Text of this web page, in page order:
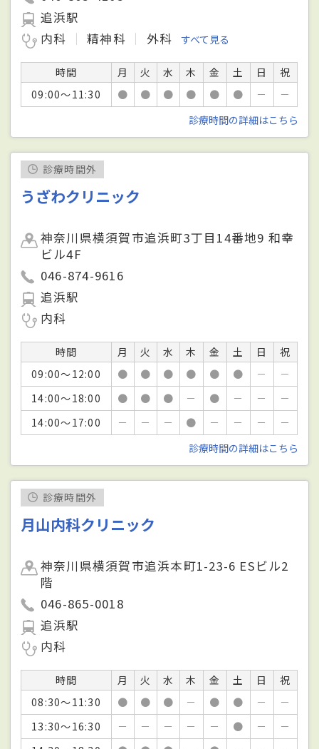
追浜駅
内科
精神科 外科 すべて見る
時間 月 火 水 木 金 土 日
祝
09:00～11:30
● ● ● ● ● ● －
－
診療時間の詳細はこちら
診療時間外
うざわクリニック
神奈川県横須賀市追浜町3丁目14番地9 和幸
ビル4F
046-874-9616
追浜駅
内科
時間 月 火 水 木 金 土 日
祝
09:00～12:00
● ● ● ● ● ● －
－
14:00～18:00
● ● ● － ● － －
－
14:00～17:00
－ － － ● － － －
－
診療時間の詳細はこちら
診療時間外
月山内科クリニック
神奈川県横須賀市追浜本町1-23-6 ESビル2
階
046-865-0018
追浜駅
内科
時間 月 火 水 木 金 土 日
祝
08:30～11:30
● ● ● － ● ● －
－
13:30～16:30
－ － － － － ● －
－